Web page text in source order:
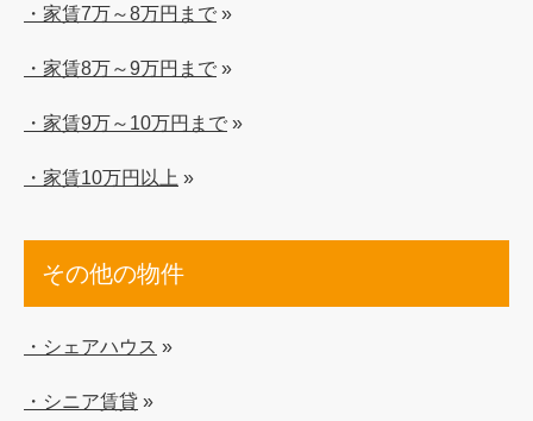
・家賃7万～8万円まで »
・家賃8万～9万円まで »
・家賃9万～10万円まで »
・家賃10万円以上 »
その他の物件
・シェアハウス »
・シニア賃貸 »